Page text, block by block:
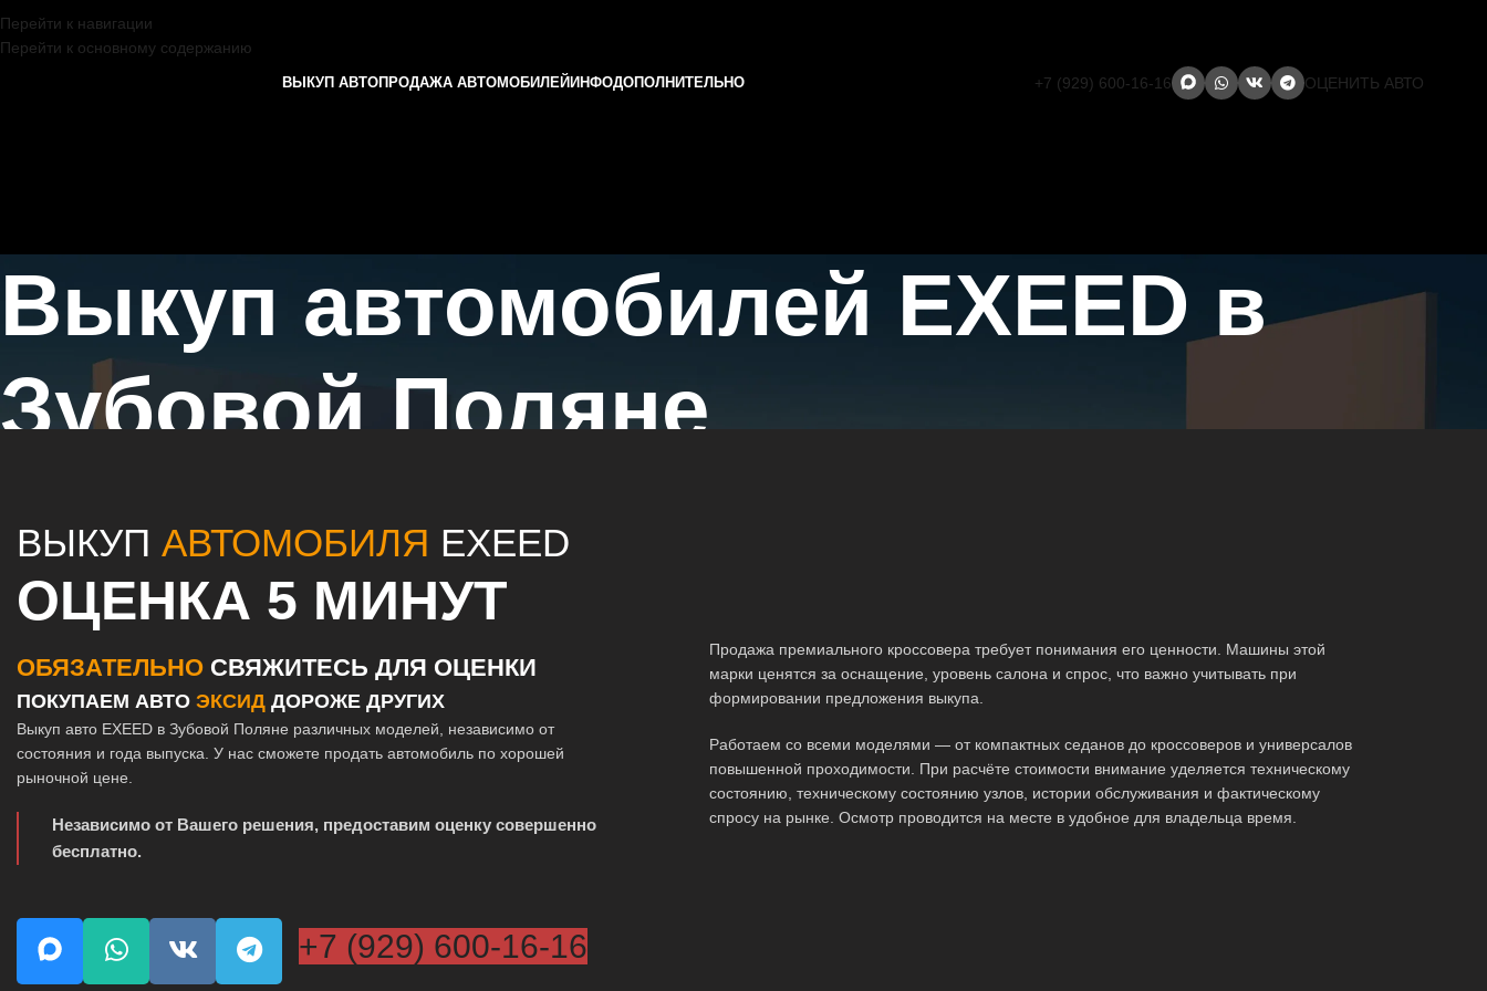
Перейти к навигации
Перейти к основному содержанию
ВЫКУП АВТОПРОДАЖА АВТОМОБИЛЕЙ ИНФОДОПОЛНИТЕЛЬНО +7 (929) 600-16-16 ОЦЕНИТЬ АВТО
Выкуп автомобилей EXEED в
Зубовой Поляне
ВЫКУП АВТОМОБИЛЯ EXEED
ОЦЕНКА 5 МИНУТ
ОБЯЗАТЕЛЬНО СВЯЖИТЕСЬ ДЛЯ ОЦЕНКИ
ПОКУПАЕМ АВТО ЭКСИД ДОРОЖЕ ДРУГИХ
Выкуп авто EXEED в Зубовой Поляне различных моделей, независимо от
состояния и года выпуска. У нас сможете продать автомобиль по хорошей
рыночной цене.
Независимо от Вашего решения, предоставим оценку совершенно
бесплатно.
+7 (929) 600-16-16
Продажа премиального кроссовера требует понимания его ценности. Машины этой
марки ценятся за оснащение, уровень салона и спрос, что важно учитывать при
формировании предложения выкупа.
Работаем со всеми моделями — от компактных седанов до кроссоверов и универсалов
повышенной проходимости. При расчёте стоимости внимание уделяется техническому
состоянию, техническому состоянию узлов, истории обслуживания и фактическому
спросу на рынке. Осмотр проводится на месте в удобное для владельца время.